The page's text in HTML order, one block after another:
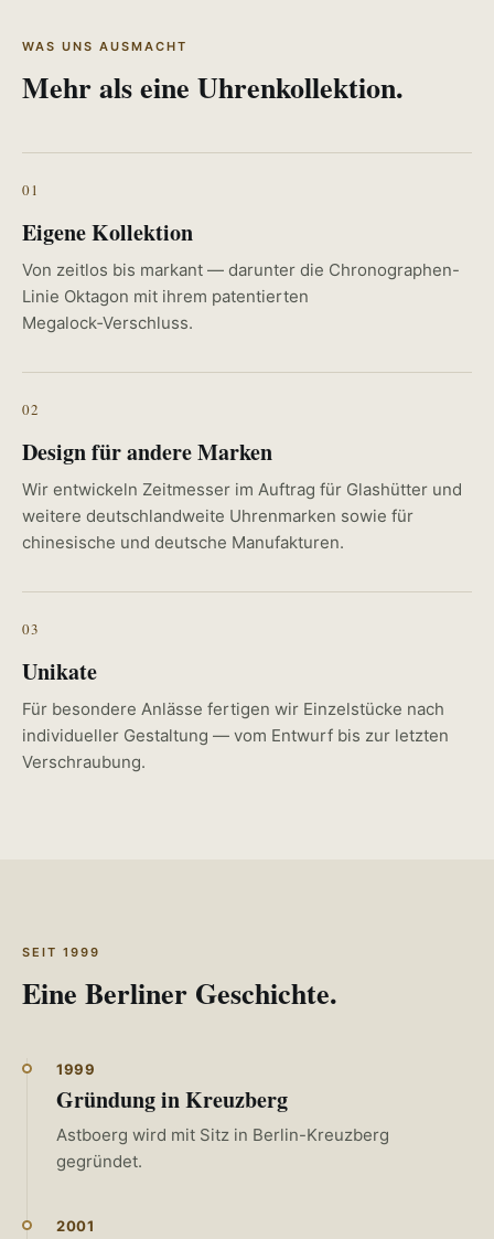
WAS UNS AUSMACHT
Mehr als eine Uhrenkollektion.
01
Eigene Kollektion
Von zeitlos bis markant — darunter die Chronographen-
Linie Oktagon mit ihrem patentierten
Megalock‑Verschluss.
02
Design für andere Marken
Wir entwickeln Zeitmesser im Auftrag für Glashütter und
weitere deutschlandweite Uhrenmarken sowie für
chinesische und deutsche Manufakturen.
03
Unikate
Für besondere Anlässe fertigen wir Einzelstücke nach
individueller Gestaltung — vom Entwurf bis zur letzten
Verschraubung.
SEIT 1999
Eine Berliner Geschichte.
1999
Gründung in Kreuzberg
Astboerg wird mit Sitz in Berlin-Kreuzberg
gegründet.
2001